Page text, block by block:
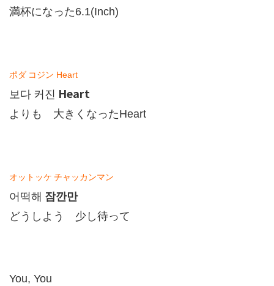
満杯になった6.1(Inch)
ポダ コジン Heart
보다 커진 Heart
よりも 大きくなったHeart
オットッケ チャッカンマン
어떡해 잠깐만
どうしよう 少し待って
You, You